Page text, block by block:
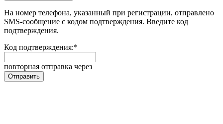
На номер телефона, указанный при регистрации, отправлено
SMS-сообщение с кодом подтверждения. Введите код
подтверждения.
Код подтверждения:*
повторная отправка через